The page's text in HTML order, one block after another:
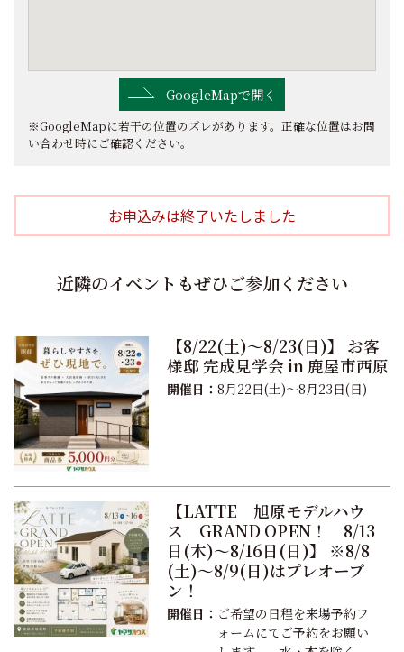
GoogleMapで開く
※GoogleMapに若干の位置のズレがあります。正確な位置はお問
い合わせ時にご確認ください。
お申込みは終了いたしました
近隣のイベントもぜひご参加ください
【8/22(土)～8/23(日)】 お客
様邸 完成見学会 in 鹿屋市西原
開催日： 8月22日(土)～8月23日(日)
【LATTE 旭原モデルハウ
ス GRAND OPEN！ 8/13
日(木)～8/16日(日)】 ※8/8
(土)～8/9(日)はプレオープ
ン！
開催日： ご希望の日程を来場予約フ
ォームにてご予約をお願い